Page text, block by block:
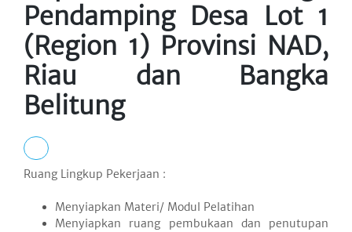
Pendamping Desa Lot 1
(Region 1) Provinsi NAD,
Riau dan Bangka
Belitung
Ruang Lingkup Pekerjaan :
Menyiapkan Materi/ Modul Pelatihan
Menyiapkan ruang pembukaan dan penutupan